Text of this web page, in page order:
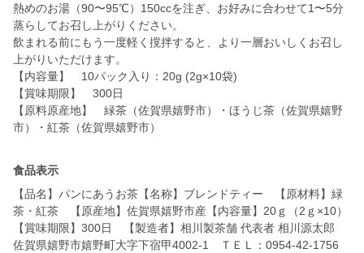
熱めのお湯（90〜95℃）150ccを注ぎ、お好みに合わせて1〜5分
蒸らしてお召し上がりください。
飲まれる前にもう一度軽く撹拌すると、より一層おいしくお召し
上がりいただけます。
【内容量】 10パック入り：20g (2g×10袋)
【賞味期限】 300日
【原料原産地】 緑茶（佐賀県嬉野市）・ほうじ茶（佐賀県嬉野
市）・紅茶（佐賀県嬉野市）
食品表示
【品名】パンにあうお茶【名称】ブレンドティー 【原材料】緑
茶・紅茶 【原産地】佐賀県嬉野市産【内容量】20ｇ（2ｇ×10）
【賞味期限】300日 【製造者】相川製茶舗 代表者 相川源太郎
佐賀県嬉野市嬉野町大字下宿甲4002-1 ＴＥＬ：0954-42-1756